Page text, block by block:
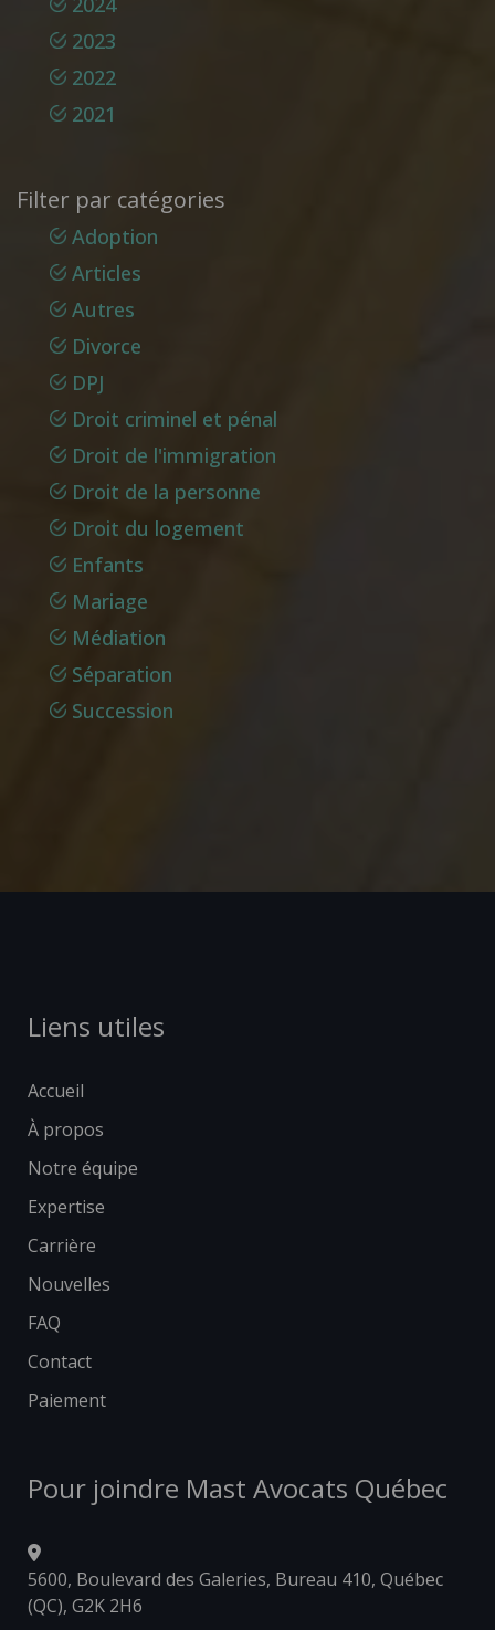
2023
2022
2021
Filter par catégories
Adoption
Articles
Autres
Divorce
DPJ
Droit criminel et pénal
Droit de l'immigration
Droit de la personne
Droit du logement
Enfants
Mariage
Médiation
Séparation
Succession
Liens utiles
Accueil
À propos
Notre équipe
Expertise
Carrière
Nouvelles
FAQ
Contact
Paiement
Pour joindre Mast Avocats Québec
5600, Boulevard des Galeries, Bureau 410, Québec
(QC), G2K 2H6